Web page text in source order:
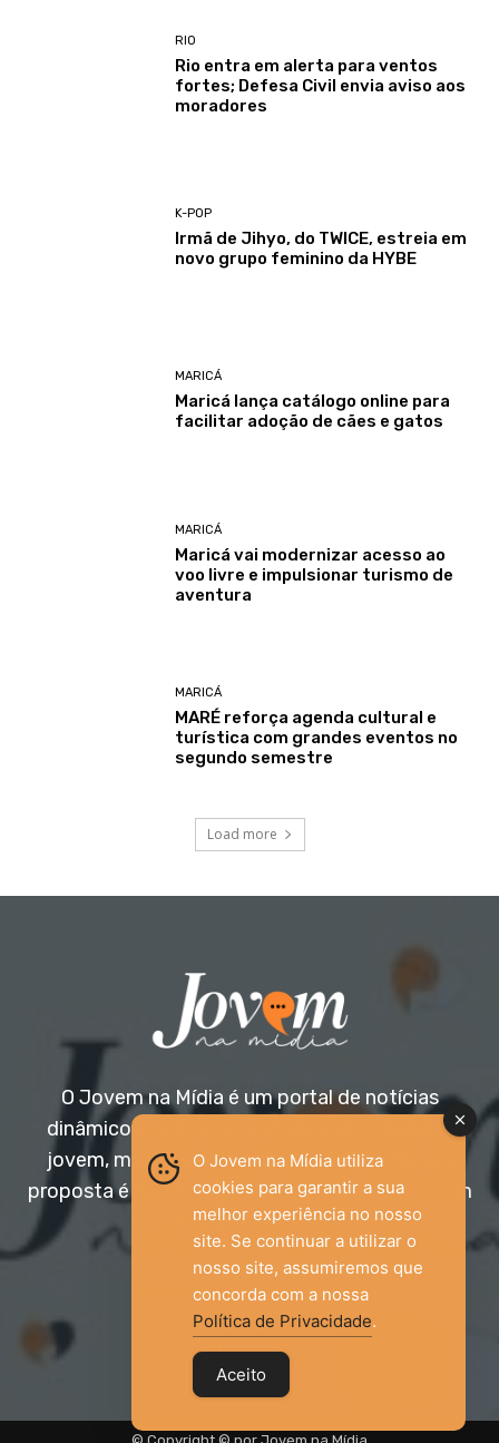
RIO
Rio entra em alerta para ventos
fortes; Defesa Civil envia aviso aos
moradores
K-POP
Irmã de Jihyo, do TWICE, estreia em
novo grupo feminino da HYBE
MARICÁ
Maricá lança catálogo online para
facilitar adoção de cães e gatos
MARICÁ
Maricá vai modernizar acesso ao
voo livre e impulsionar turismo de
aventura
MARICÁ
MARÉ reforça agenda cultural e
turística com grandes eventos no
segundo semestre
Load more
O Jovem na Mídia é um portal de notícias
dinâmico e acessível, voltado para o público
jovem, mas aberto a todas as idades. Nossa
proposta é trazer informação relevante com um
olhar diferenciado.
Entre em contato:
jovemnamidia2017@gmail.com
O Jovem na Mídia utiliza
cookies para garantir a sua
melhor experiência no nosso
site. Se continuar a utilizar o
nosso site, assumiremos que
concorda com a nossa
Política de Privacidade.
Aceito